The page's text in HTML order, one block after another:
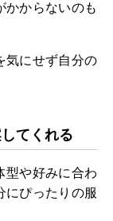
かからないのも
気にせず自分の
てくれる
型や好みに合わ
にぴったりの服